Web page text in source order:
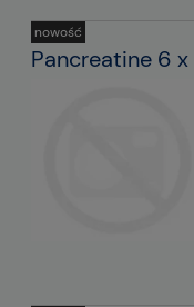
Pancreatine 6 x
nowość